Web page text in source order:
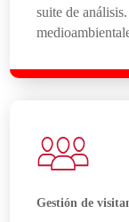
suite de
Gestión de